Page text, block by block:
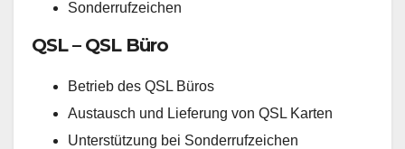
Sonderrufzeichen
QSL – QSL Büro
Betrieb des QSL Büros
Austausch und Lieferung von QSL Karten
Unterstützung bei Sonderrufzeichen